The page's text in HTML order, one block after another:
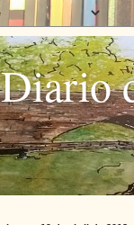
Diario